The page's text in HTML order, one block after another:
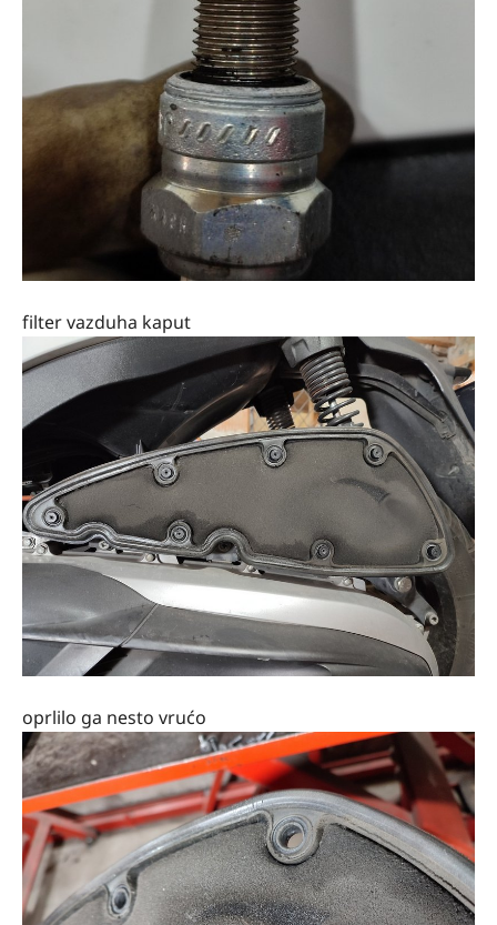
filter vazduha kaput
oprlilo ga nesto vrućo